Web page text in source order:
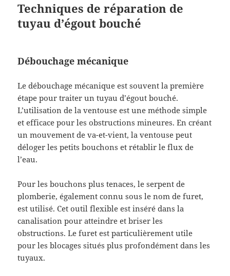
Techniques de réparation de
tuyau d’égout bouché
Débouchage mécanique
Le débouchage mécanique est souvent la première
étape pour traiter un tuyau d’égout bouché.
L’utilisation de la ventouse est une méthode simple
et efficace pour les obstructions mineures. En créant
un mouvement de va-et-vient, la ventouse peut
déloger les petits bouchons et rétablir le flux de
l’eau.
Pour les bouchons plus tenaces, le serpent de
plomberie, également connu sous le nom de furet,
est utilisé. Cet outil flexible est inséré dans la
canalisation pour atteindre et briser les
obstructions. Le furet est particulièrement utile
pour les blocages situés plus profondément dans les
tuyaux.